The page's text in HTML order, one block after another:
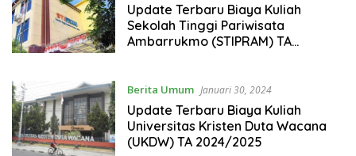
Update Terbaru Biaya Kuliah
Sekolah Tinggi Pariwisata
Ambarrukmo (STIPRAM) TA
Berita Umum Januari 30, 2024
Update Terbaru Biaya Kuliah
Universitas Kristen Duta Wacana
(UKDW) TA 2024/2025